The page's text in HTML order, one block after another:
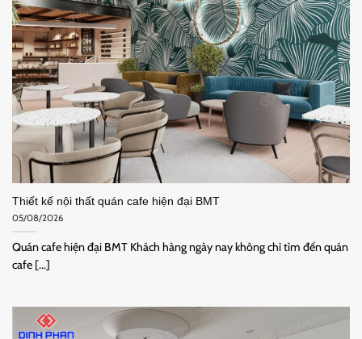
Thiết kế nội thất quán cafe hiện đại BMT
05/08/2026
Quán cafe hiện đại BMT Khách hàng ngày nay không chỉ tìm đến quán
cafe [...]